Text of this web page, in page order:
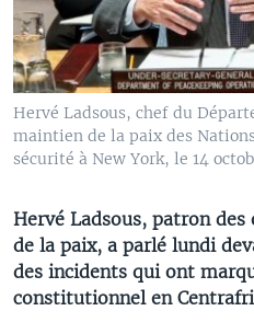
Hervé Ladsous, chef du
maintien de la paix des
sécurité à New York, le 14
Hervé Ladsous, patron
de la paix, a parlé lundi
des incidents qui ont
constitutionnel en